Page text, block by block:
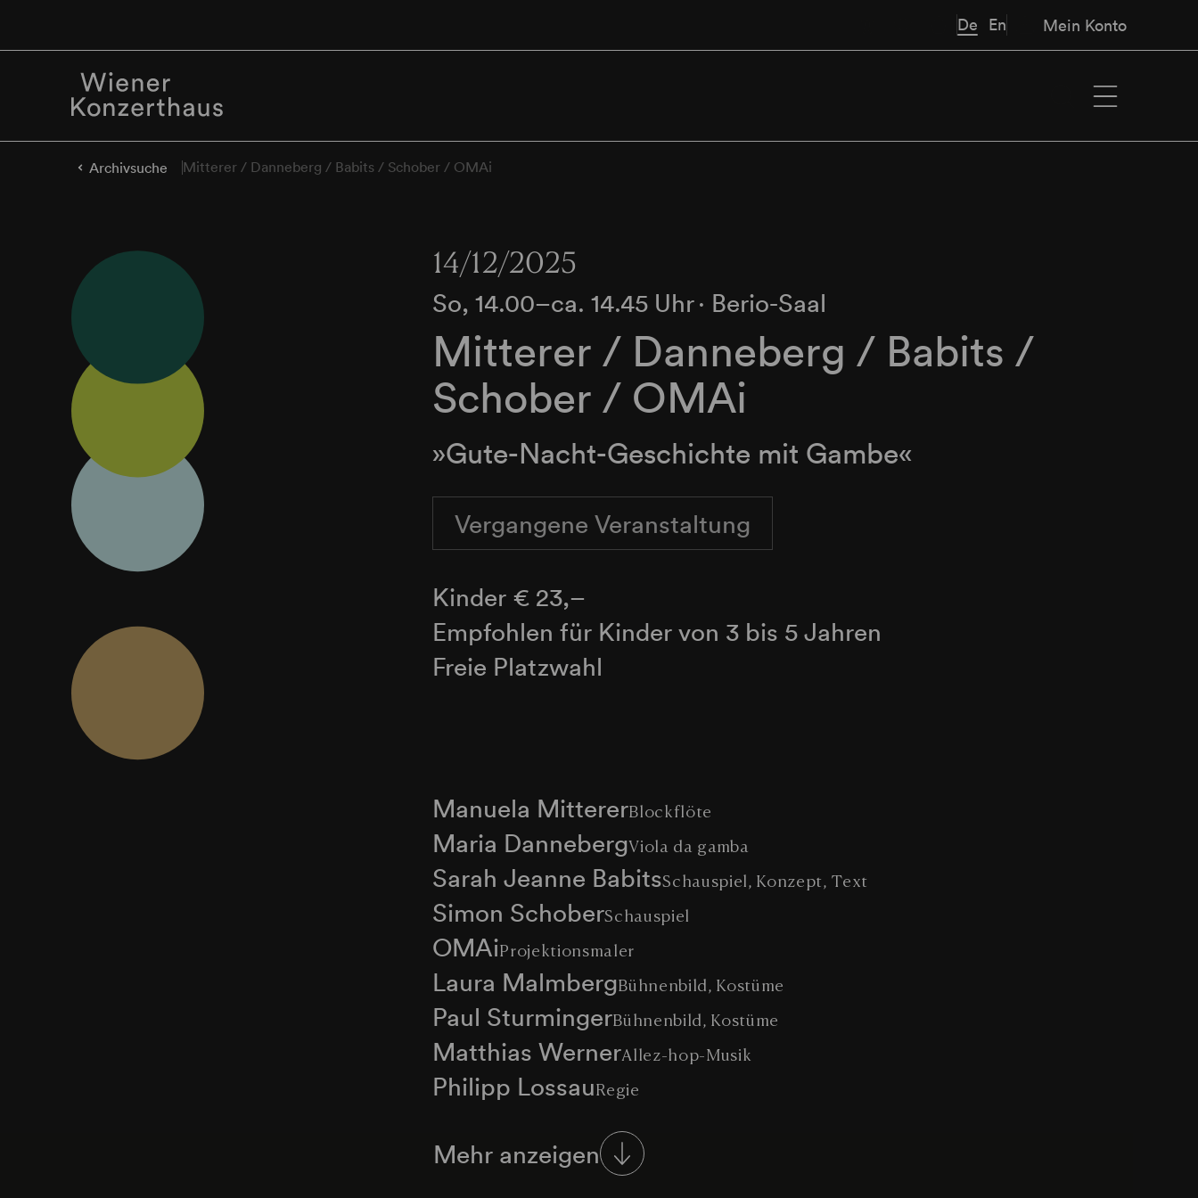
De En Mein Konto
Archivsuche Mitterer / Danneberg / Babits / Schober / OMAi
14/12/2025
So, 14.00–ca. 14.45 Uhr∙ Berio-Saal
Mitterer / Danneberg / Babits /
Schober / OMAi
»Gute-Nacht-Geschichte mit Gambe«
Vergangene Veranstaltung
​Kinder € 23,–
Empfohlen für Kinder von 3 bis 5 Jahren
Freie Platzwahl
Manuela MittererBlockflöte
Maria DannebergViola da gamba
Sarah Jeanne BabitsSchauspiel, Konzept, Text
Simon SchoberSchauspiel
OMAiProjektionsmaler
Laura MalmbergBühnenbild, Kostüme
Paul SturmingerBühnenbild, Kostüme
Matthias WernerAllez-hop-Musik
Philipp LossauRegie
Mehr anzeigen